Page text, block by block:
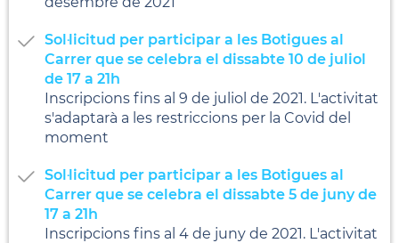
Sol·licitud per participar a les Botigues al
Carrer que se celebra el dissabte 10 de juliol
de 17 a 21h
Inscripcions fins al 9 de juliol de 2021. L'activitat
s'adaptarà a les restriccions per la Covid del
moment
Sol·licitud per participar a les Botigues al
Carrer que se celebra el dissabte 5 de juny de
17 a 21h
Inscripcions fins al 4 de juny de 2021. L'activitat